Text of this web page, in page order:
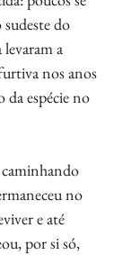
do
a
nos anos
da espécie no
no
e até
por si só,